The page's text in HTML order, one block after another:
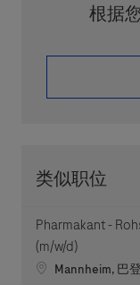
根据
类似职位
Pharmakant -
(m/w/d)
Location
Mannheim, 巴